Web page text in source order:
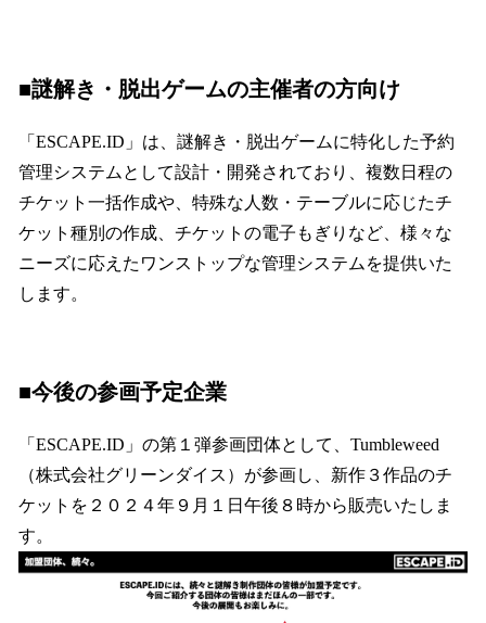
■謎解き・脱出ゲームの主催者の方向け
「ESCAPE.ID」は、謎解き・脱出ゲームに特化した予約
管理システムとして設計・開発されており、複数日程の
チケット一括作成や、特殊な人数・テーブルに応じたチ
ケット種別の作成、チケットの電子もぎりなど、様々な
ニーズに応えたワンストップな管理システムを提供いた
します。
■今後の参画予定企業
「ESCAPE.ID」の第１弾参画団体として、Tumbleweed
（株式会社グリーンダイス）が参画し、新作３作品のチ
ケットを２０２４年９月１日午後８時から販売いたしま
す。